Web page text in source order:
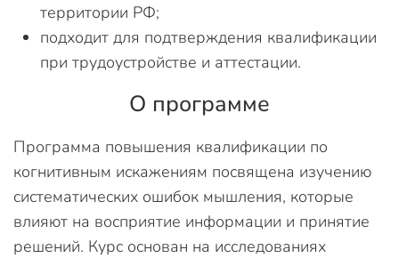
территории РФ;
подходит для подтверждения квалификации
при трудоустройстве и аттестации.
О программе
Программа повышения квалификации по
когнитивным искажениям посвящена изучению
систематических ошибок мышления, которые
влияют на восприятие информации и принятие
решений. Курс основан на исследованиях